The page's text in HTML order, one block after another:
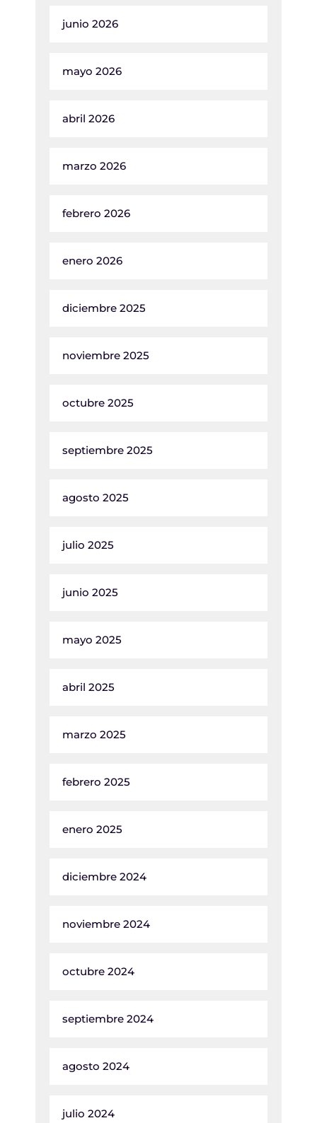
junio 2026
mayo 2026
abril 2026
marzo 2026
febrero 2026
enero 2026
diciembre 2025
noviembre 2025
octubre 2025
septiembre 2025
agosto 2025
julio 2025
junio 2025
mayo 2025
abril 2025
marzo 2025
febrero 2025
enero 2025
diciembre 2024
noviembre 2024
octubre 2024
septiembre 2024
agosto 2024
julio 2024